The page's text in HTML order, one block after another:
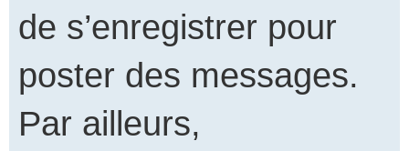
de s’enregistrer pour
poster des messages.
Par ailleurs,